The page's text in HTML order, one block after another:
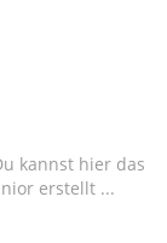
kannst hier das
erstellt ...